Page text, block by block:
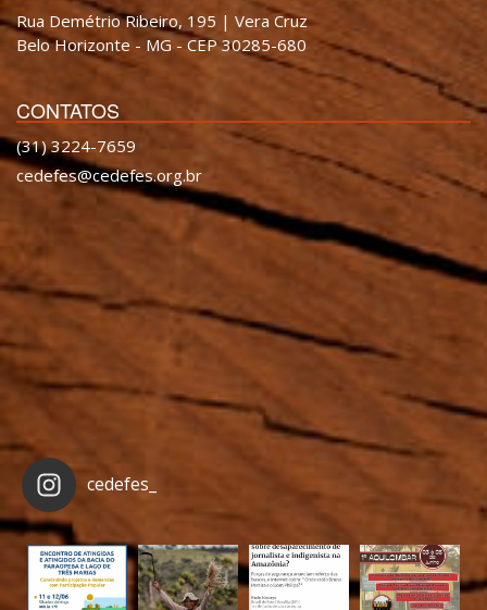
Rua Demétrio Ribeiro, 195 | Vera Cruz
Belo Horizonte - MG - CEP 30285-680
CONTATOS
(31) 3224-7659
cedefes@cedefes.org.br
cedefes_